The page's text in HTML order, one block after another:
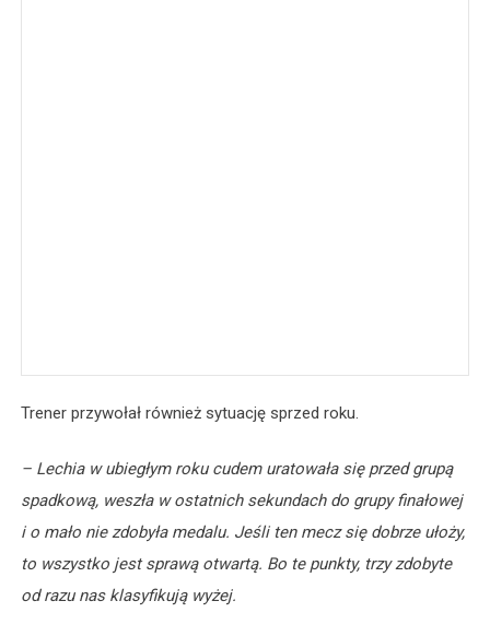
Trener przywołał również sytuację sprzed roku.
– Lechia w ubiegłym roku cudem uratowała się przed grupą
spadkową, weszła w ostatnich sekundach do grupy finałowej
i o mało nie zdobyła medalu. Jeśli ten mecz się dobrze ułoży,
to wszystko jest sprawą otwartą. Bo te punkty, trzy zdobyte
od razu nas klasyfikują wyżej.